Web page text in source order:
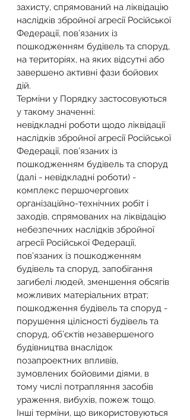
захисту, спрямований на ліквідацію
наслідків збройної агресії Російської
Федерації, пов’язаних із
пошкодженням будівель та споруд,
на територіях, на яких відсутні або
завершено активні фази бойових
дій.
Терміни у Порядку застосовуються
у такому значенні:
невідкладні роботи щодо ліквідації
наслідків збройної агресії Російської
Федерації, пов’язаних із
пошкодженням будівель та споруд
(далі - невідкладні роботи) -
комплекс першочергових
організаційно-технічних робіт і
заходів, спрямованих на ліквідацію
небезпечних наслідків збройної
агресії Російської Федерації,
пов’язаних із пошкодженням
будівель та споруд, запобігання
загибелі людей, зменшення обсягів
можливих матеріальних втрат;
пошкодження будівель та споруд -
порушення цілісності будівель та
споруд, об’єктів незавершеного
будівництва внаслідок
позапроектних впливів,
зумовлених бойовими діями, в
тому числі потрапляння засобів
ураження, вибухів, пожеж тощо.
Інші терміни, що використовуються